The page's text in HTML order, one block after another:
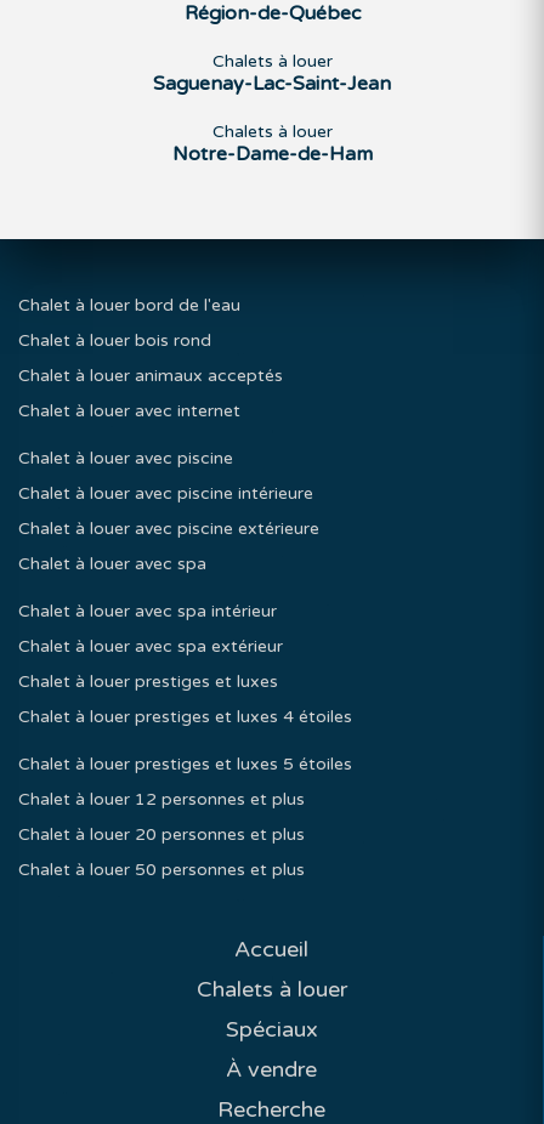
Région-de-Québec
Chalets à louer
Saguenay-Lac-Saint-Jean
Chalets à louer
Notre-Dame-de-Ham
Chalet à louer bord de l'eau
Chalet à louer bois rond
Chalet à louer animaux acceptés
Chalet à louer avec internet
Chalet à louer avec piscine
Chalet à louer avec piscine intérieure
Chalet à louer avec piscine extérieure
Chalet à louer avec spa
Chalet à louer avec spa intérieur
Chalet à louer avec spa extérieur
Chalet à louer prestiges et luxes
Chalet à louer prestiges et luxes 4 étoiles
Chalet à louer prestiges et luxes 5 étoiles
Chalet à louer 12 personnes et plus
Chalet à louer 20 personnes et plus
Chalet à louer 50 personnes et plus
Accueil
Chalets à louer
Spéciaux
À vendre
Recherche